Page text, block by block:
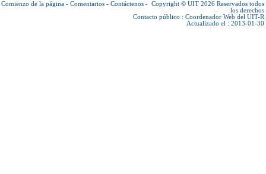
Comienzo de la página - Comentarios - Contáctenos - Copyright © UIT 2026 Reservados todos
los derechos
Contacto público : Coordenador Web del UIT-R
Actualizado el : 2013-01-30